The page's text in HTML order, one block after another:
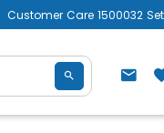
Customer Care 1500032